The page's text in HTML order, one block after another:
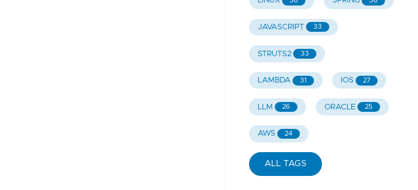
JAVASCRIPT 33
STRUTS2 33
LAMBDA 31 IOS 27
LLM 26 ORACLE 25
AWS 24
ALL TAGS